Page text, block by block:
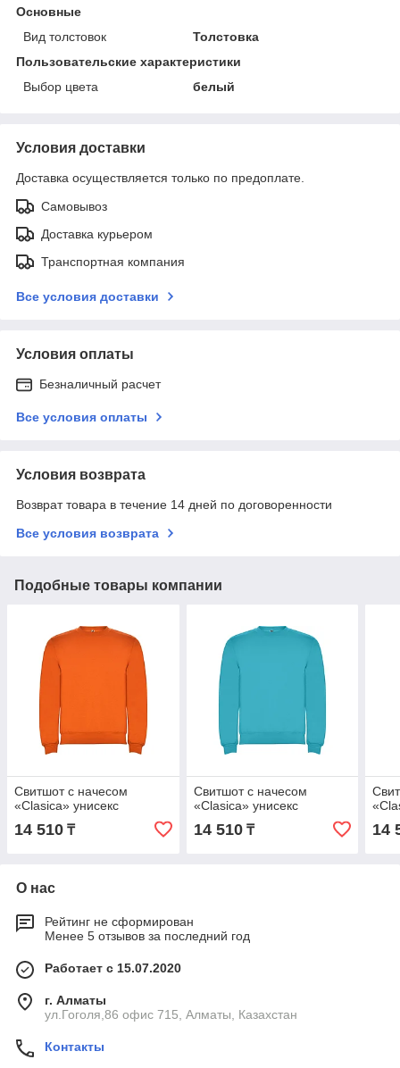
Основные
Вид толстовок
Толстовка
Пользовательские характеристики
Выбор цвета
белый
Условия доставки
Доставка осуществляется только по предоплате.
Самовывоз
Доставка курьером
Транспортная компания
Все условия доставки
Условия оплаты
Безналичный расчет
Все условия оплаты
Условия возврата
Возврат товара в течение 14 дней по договоренности
Все условия возврата
Подобные товары компании
Свитшот с начесом
«Clasica» унисекс
14 510 ₸
Свитшот с начесом
«Clasica» унисекс
14 510₸ 14
О нас
Рейтинг не сформирован
Менее 5 отзывов за последний год
Работает с 15.07.2020
г. Алматы
ул.Гоголя,86 офис 715, Алматы, Казахстан
Контакты